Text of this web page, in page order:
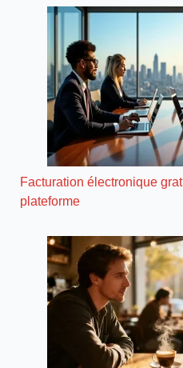
Facturation électronique
plateforme